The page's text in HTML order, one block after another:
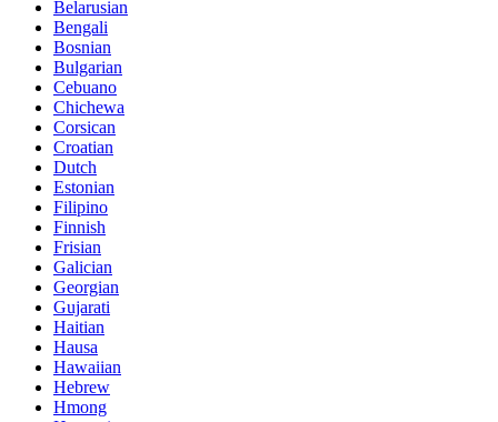
Belarusian
Bengali
Bosnian
Bulgarian
Cebuano
Chichewa
Corsican
Croatian
Dutch
Estonian
Filipino
Finnish
Frisian
Galician
Georgian
Gujarati
Haitian
Hausa
Hawaiian
Hebrew
Hmong